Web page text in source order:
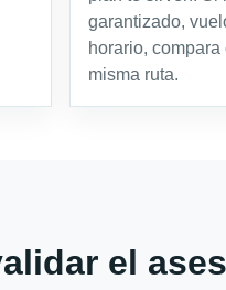
garantizado,
horario,
misma ruta.
el